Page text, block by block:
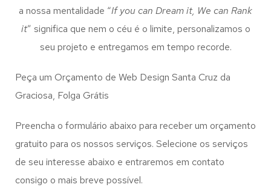
a nossa mentalidade “If you can Dream it, We can Rank
it” significa que nem o céu é o limite, personalizamos o
seu projeto e entregamos em tempo recorde.
Peça um Orçamento de Web Design Santa Cruz da
Graciosa, Folga Grátis
Preencha o formulário abaixo para receber um orçamento
gratuito para os nossos serviços. Selecione os serviços
de seu interesse abaixo e entraremos em contato
consigo o mais breve possível.